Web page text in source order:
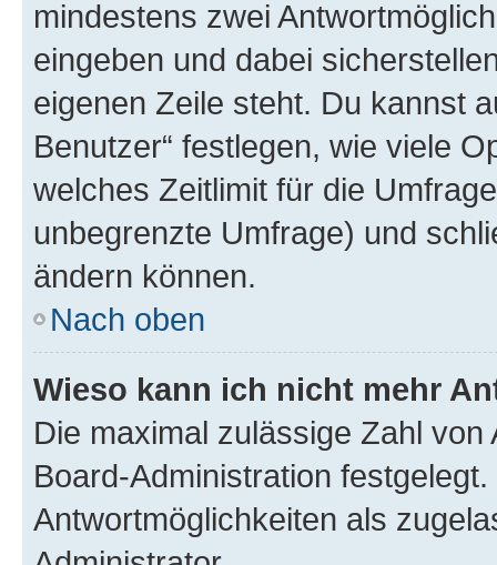
mindestens zwei
eingeben und dabei
eigenen Zeile steht. Du kannst
Benutzer“ festlegen, wie viele
welches Zeitlimit für die
unbegrenzte Umfrage) und
ändern können.
Nach oben
Wieso kann ich nicht mehr
Die maximal zulässige Zahl
Board-Administration
Antwortmöglichkeiten als